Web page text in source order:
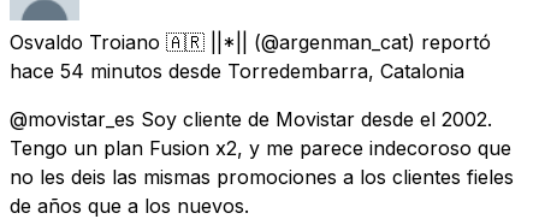
Osvaldo Troiano 🇦🇷 ||*||
(@argenman_cat) reportó
hace 54 minutos desde Torredembarra, Catalonia
@movistar_es Soy cliente de Movistar desde el 2002.
Tengo un plan Fusion x2, y me parece indecoroso que
no les deis las mismas promociones a los clientes fieles
de años que a los nuevos.